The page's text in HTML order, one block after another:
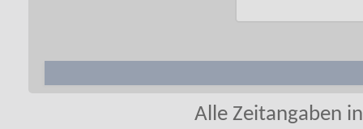
Alle Zeitangaben